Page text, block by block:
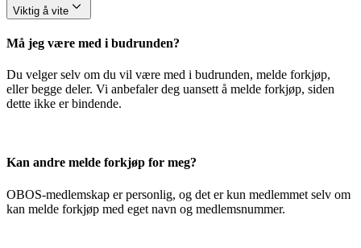
Viktig å vite
Må jeg være med i budrunden?
Du velger selv om du vil være med i budrunden, melde forkjøp,
eller begge deler. Vi anbefaler deg uansett å melde forkjøp, siden
dette ikke er bindende.
Kan andre melde forkjøp for meg?
OBOS-medlemskap er personlig, og det er kun medlemmet selv om
kan melde forkjøp med eget navn og medlemsnummer.